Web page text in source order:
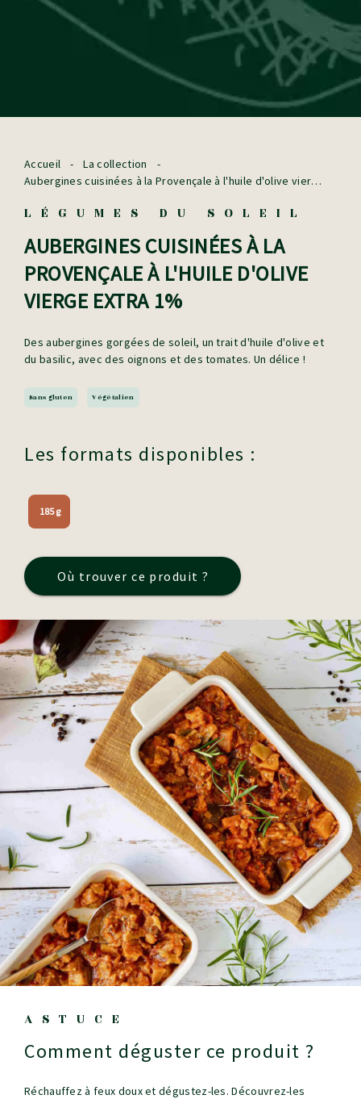
Accueil - La collection
-
Aubergines cuisinées à la Provençale à l'huile d'olive vierge
LÉGUMES DU SOLEIL
AUBERGINES CUISINÉES À LA
PROVENÇALE À L'HUILE D'OLIVE
VIERGE EXTRA 1%
Des aubergines gorgées de soleil, un trait d'huile d'olive et
du basilic, avec des oignons et des tomates. Un délice !
Sans gluten Végétalien
Les formats disponibles :
185 g
Où trouver ce produit ?
ASTUCE
Comment déguster ce produit ?
Réchauffez à feux doux et dégustez-les. Découvrez-les